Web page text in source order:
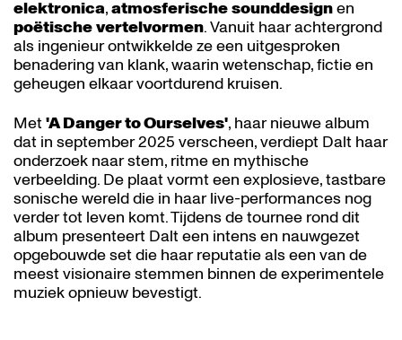
elektronica,atmosferischesounddesignen
poëtischevertelvormen. Vanuit haar achtergrond
als ingenieur ontwikkelde ze een uitgesproken
benadering van klank, waarin wetenschap, fictie en
geheugen elkaar voortdurend kruisen.
Met'A Danger to Ourselves', haar nieuwe album
dat in september 2025 verscheen, verdiept Dalt haar
onderzoek naar stem, ritme en mythische
verbeelding. De plaat vormt een explosieve, tastbare
sonische wereld die in haar live-performances nog
verder tot leven komt. Tijdens de tournee rond dit
album presenteert Dalt een intens en nauwgezet
opgebouwde set die haar reputatie als een van de
meest visionaire stemmen binnen de experimentele
muziek opnieuw bevestigt.